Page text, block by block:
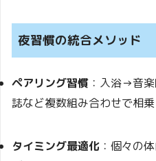
夜習慣の統合メソッド
ペアリング習慣 ：入浴→音
誌など複数組み合わせで相乗
タイミング最適化 ：個々の